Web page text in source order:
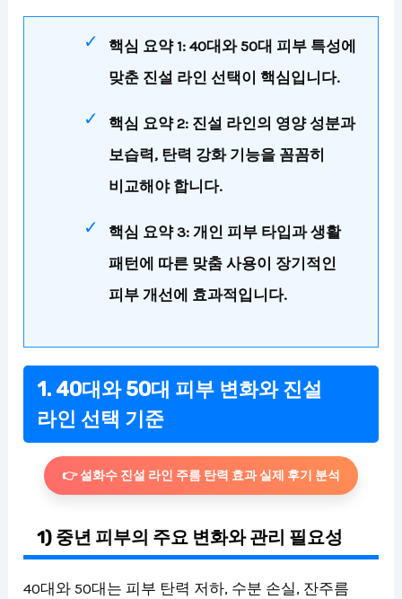
핵심 요약 1: 40대와 50대 피부 특성에
맞춘 진설 라인 선택이 핵심입니다.
핵심 요약 2: 진설 라인의 영양 성분과
보습력, 탄력 강화 기능을 꼼꼼히
비교해야 합니다.
핵심 요약 3: 개인 피부 타입과 생활
패턴에 따른 맞춤 사용이 장기적인
피부 개선에 효과적입니다.
1. 40대와 50대 피부 변화와 진설
라인 선택 기준
👉 설화수 진설 라인 주름 탄력 효과 실제 후기 분석
1) 중년 피부의 주요 변화와 관리 필요성
40대와 50대는 피부 탄력 저하, 수분 손실, 잔주름